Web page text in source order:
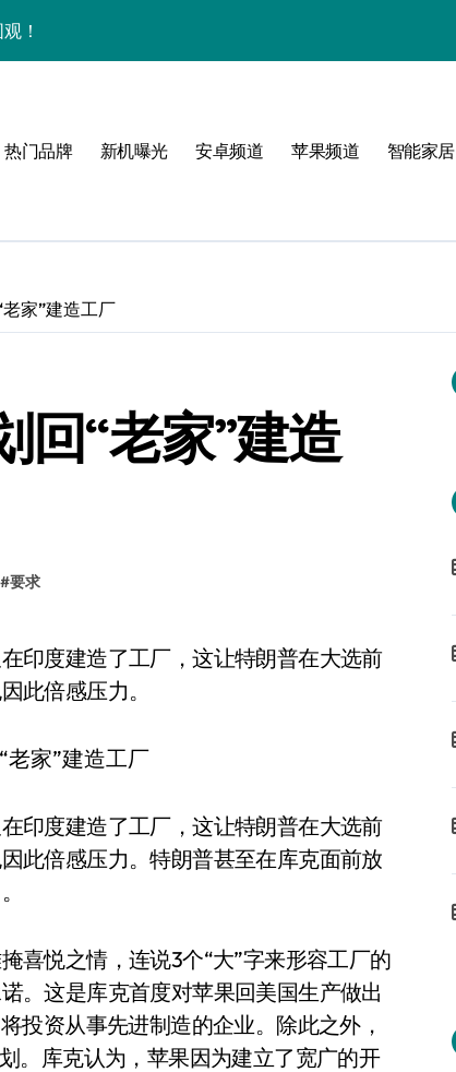
！
亮点
热门品牌 新机曝光 安卓频道 苹果频道 智能家居
家”建造工厂
回“老家”建造
#要求
此倍感压力。
印度建造了工厂，这让特朗普在大选前
此倍感压力。特朗普甚至在库克面前放
喜悦之情，连说3个“大”字来形容工厂的
。这是库克首度对苹果回美国生产做出
投资从事先进制造的企业。除此之外，
。库克认为，苹果因为建立了宽广的开